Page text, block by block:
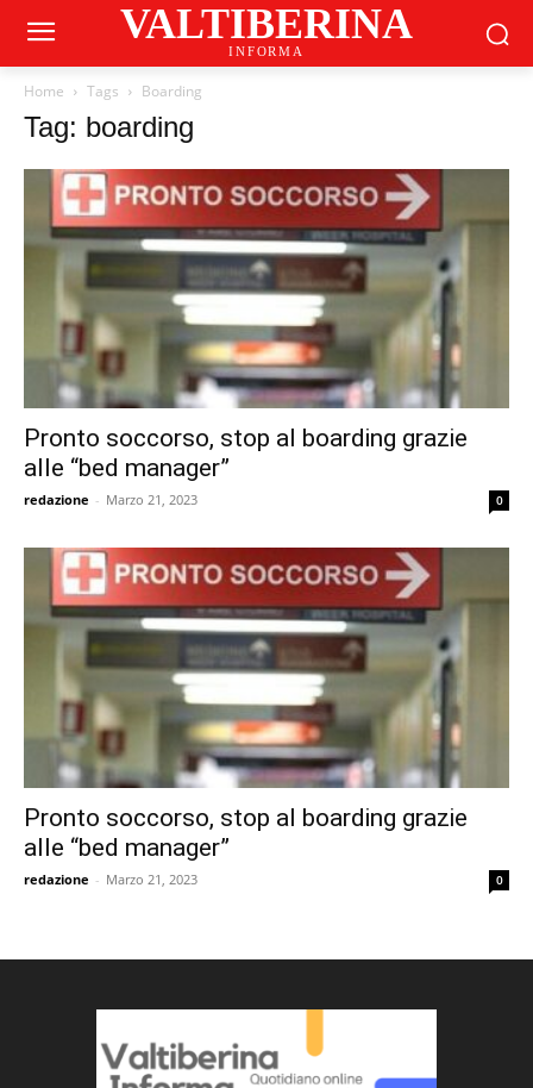
VALTIBERINA
INFORMA
Home Tags Boarding
Tag: boarding
Pronto soccorso, stop al boarding grazie
alle “bed manager”
redazione - Marzo 21, 2023 0
Pronto soccorso, stop al boarding grazie
alle “bed manager”
redazione - Marzo 21, 2023 0